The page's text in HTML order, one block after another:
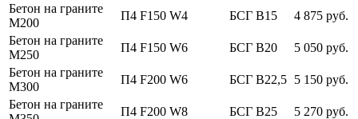
Бетон на граните
М200
П4 F150 W4 БСГ В15
4 875 руб.
Бетон на граните
М250
П4 F150 W6 БСГ В20
5 050 руб.
Бетон на граните
М300
П4 F200 W6 БСГ В22,5 5 150 руб.
Бетон на граните
П4 F200 W8 БСГ В25
5 270 руб.